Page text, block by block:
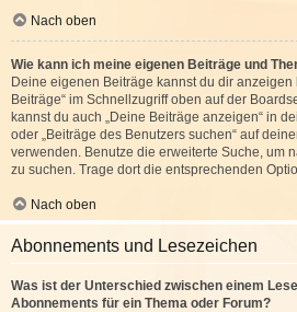
Nach oben
Wie kann ich meine eigenen Beiträge und
Deine eigenen Beiträge kannst du dir anzeigen
Beiträge“ im Schnellzugriff oben auf der
kannst du auch „Deine Beiträge anzeigen“ in
oder „Beiträge des Benutzers suchen“ auf
verwenden. Benutze die erweiterte Suche, um
zu suchen. Trage dort die entsprechenden
Nach oben
Abonnements und Lesezeichen
Was ist der Unterschied zwischen einem
Abonnements für ein Thema oder Forum?